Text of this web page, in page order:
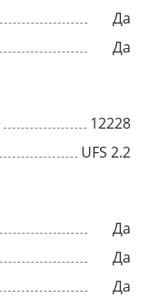
Да
Да
12228
UFS 2.2
Да
Да
Да